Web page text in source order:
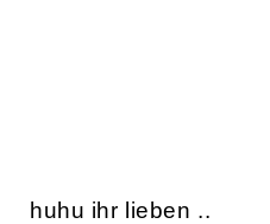
huhu ihr lieben ..